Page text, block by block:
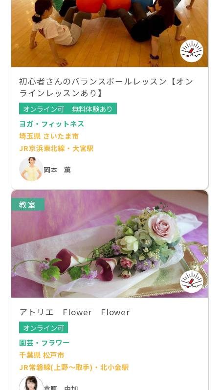
初心者さんのバランスボールレッスン【オン
ラインレッスンあり】
オンライン可
無料体験あり
ヨガ・フィットネス
埼玉県 さいたま市
JR京浜東北線・大宮駅
岡本 薫
教室
アトリエ Flower Flower
オンライン可
園芸・フラワー
千葉県 松戸市
JR常磐線(上野～取手)・北小金駅